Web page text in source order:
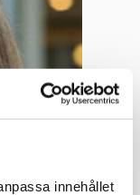
innehållet